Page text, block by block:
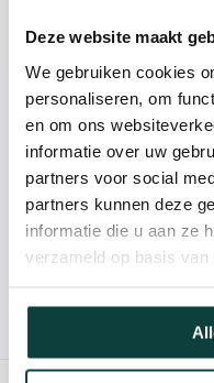
Deze website maakt
We gebruiken cookies
personaliseren, om
en om ons
informatie over uw
partners voor social
partners kunnen deze
informatie die u aan ze
verzameld op basis van
Specificaties
Kunnen we je
085-2121757
Hovenier of